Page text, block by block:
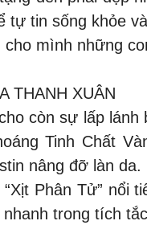
tự tin sống khỏe
cho mình những
THANH XUÂN
còn sự lấp
Tinh Chất
nâng đỡ làn da.
Phân Tử” nổi
trong tích